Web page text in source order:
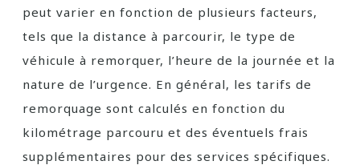
peut varier en fonction de plusieurs facteurs,
tels que la distance à parcourir, le type de
véhicule à remorquer, l’heure de la journée et la
nature de l’urgence. En général, les tarifs de
remorquage sont calculés en fonction du
kilométrage parcouru et des éventuels frais
supplémentaires pour des services spécifiques.